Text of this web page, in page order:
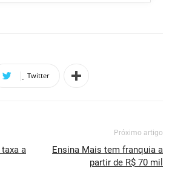
Twitter
a
Próximo artigo
Ensina Mais tem franquia a
partir de R$ 70 mil